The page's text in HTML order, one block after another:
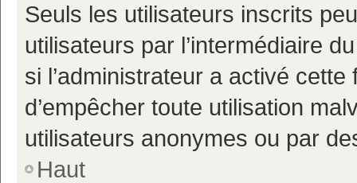
Seuls les utilisateurs inscrits
utilisateurs par l’intermédiaire
si l’administrateur a activé
d’empêcher toute utilisation
utilisateurs anonymes ou par
Haut